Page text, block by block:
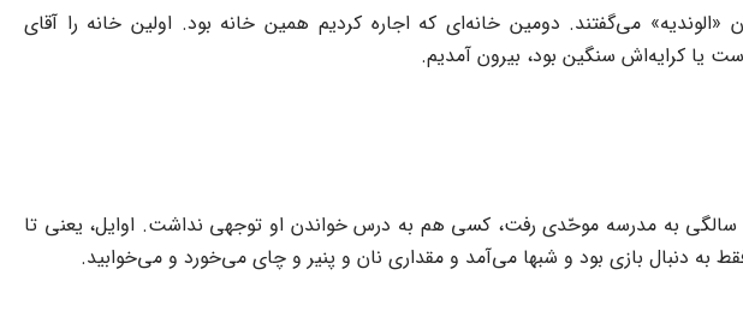
«الوندیه» می‌گفتند. دومین خانه‌ای که اجاره کردیم همین خانه بود. اولین خانه را آقای
یا کرایه‌اش سنگین بود، بیرون آمدیم.
به مدرسه موحّدی رفت، کسی هم به درس خواندن او توجهی نداشت. اوایل، یعنی تا
به دنبال بازی بود و شبها می‌آمد و مقداری نان و پنیر و چای می‌خورد و می‌خوابید.